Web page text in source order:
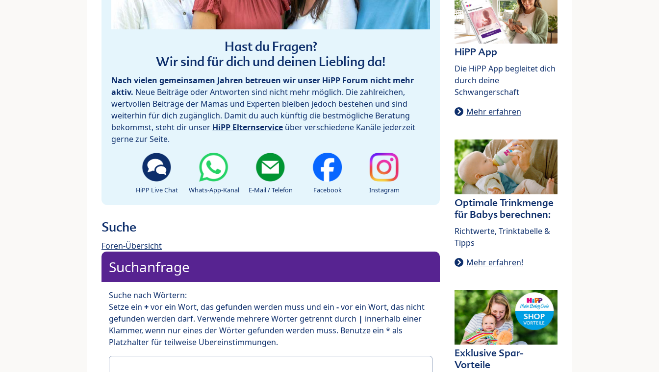
Hast du Fragen?
Wir sind für dich und deinen Liebling da!
Nach vielen gemeinsamen Jahren betreuen wir unser HiPP Forum nicht mehr
aktiv. Neue Beiträge oder Antworten sind nicht mehr möglich. Die zahlreichen,
wertvollen Beiträge der Mamas und Experten bleiben jedoch bestehen und sind
weiterhin für dich zugänglich. Damit du auch künftig die bestmögliche Beratung
bekommst, steht dir unser HiPP Elternservice über verschiedene Kanäle jederzeit
gerne zur Seite.
HiPP Live Chat Whats-App-Kanal E-Mail / Telefon Facebook Instagram
Suche
Foren-Übersicht
Suchanfrage
Suche nach Wörtern:
Setze ein +vor ein Wort, das gefunden werden muss und ein -vor ein Wort, das nicht
gefunden werden darf. Verwende mehrere Wörter getrennt durch | innerhalb einer
Klammer, wenn nur eines der Wörter gefunden werden muss. Benutze ein * als
Platzhalter für teilweise Übereinstimmungen.
HiPP App
Die HiPP App begleitet dich
durch deine
Schwangerschaft
Mehr erfahren
Optimale Trinkmenge
für Babys berechnen:
Richtwerte, Trinktabelle &
Tipps
Mehr erfahren!
Exklusive Spar-
Vorteile